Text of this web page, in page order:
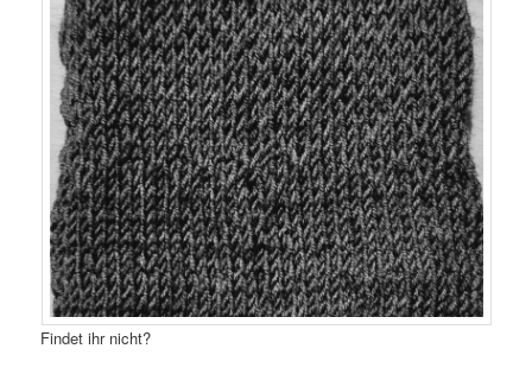
Findet ihr nicht?